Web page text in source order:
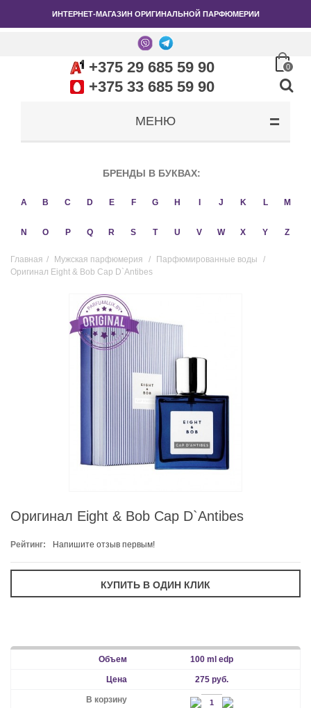
ИНТЕРНЕТ-МАГАЗИН ОРИГИНАЛЬНОЙ ПАРФЮМЕРИИ
+375 29 685 59 90
+375 33 685 59 90
0
МЕНЮ
БРЕНДЫ В БУКВАХ:
A B C D E F G H J K L M
N O P Q R S T U V W X Y Z
Главная / Мужская парфюмерия / Парфюмированные воды
/
Оригинал Eight & Bob Cap D`Antibes
Оригинал Eight & Bob Cap D`Antibes
Рейтинг: Напишите отзыв первым!
100 ml edp
275 руб.